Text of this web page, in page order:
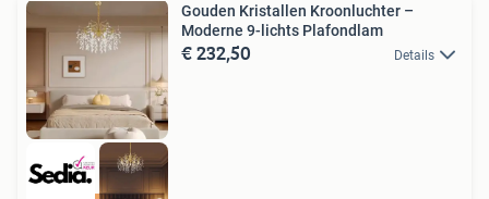
Gouden Kristallen Kroonluchter –
Moderne 9-lichts Plafondlam
€ 232,50 Details